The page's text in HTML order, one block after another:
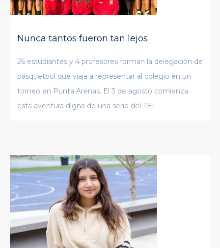
Nunca tantos fueron tan lejos
26 estudiantes y 4 profesores forman la delegación de
básquetbol que viaja a representar al colegio en un
torneo en Punta Arenas. El 3 de agosto comienza
esta aventura digna de una serie del TEI.